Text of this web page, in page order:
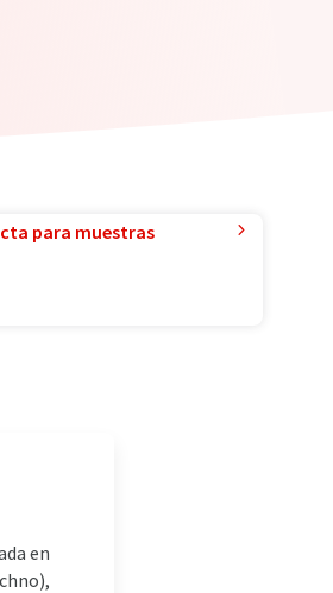
para muestras
en